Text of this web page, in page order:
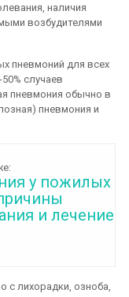
наличия
возбудителями
пневмоний для всех
случаев
пневмония обычно в
пневмония и
у пожилых
и лечение
с лихорадки, озноба,